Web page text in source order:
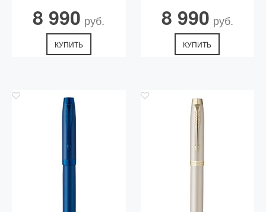
8 990 руб.
КУПИТЬ
8 990 руб.
КУПИТЬ